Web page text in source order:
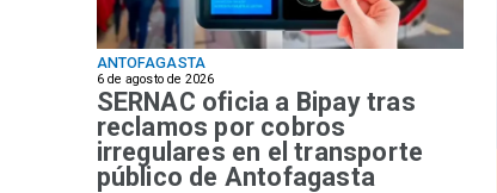
ANTOFAGASTA
6 de agosto de 2026
SERNAC oficia a Bipay tras
reclamos por cobros
irregulares en el transporte
público de Antofagasta